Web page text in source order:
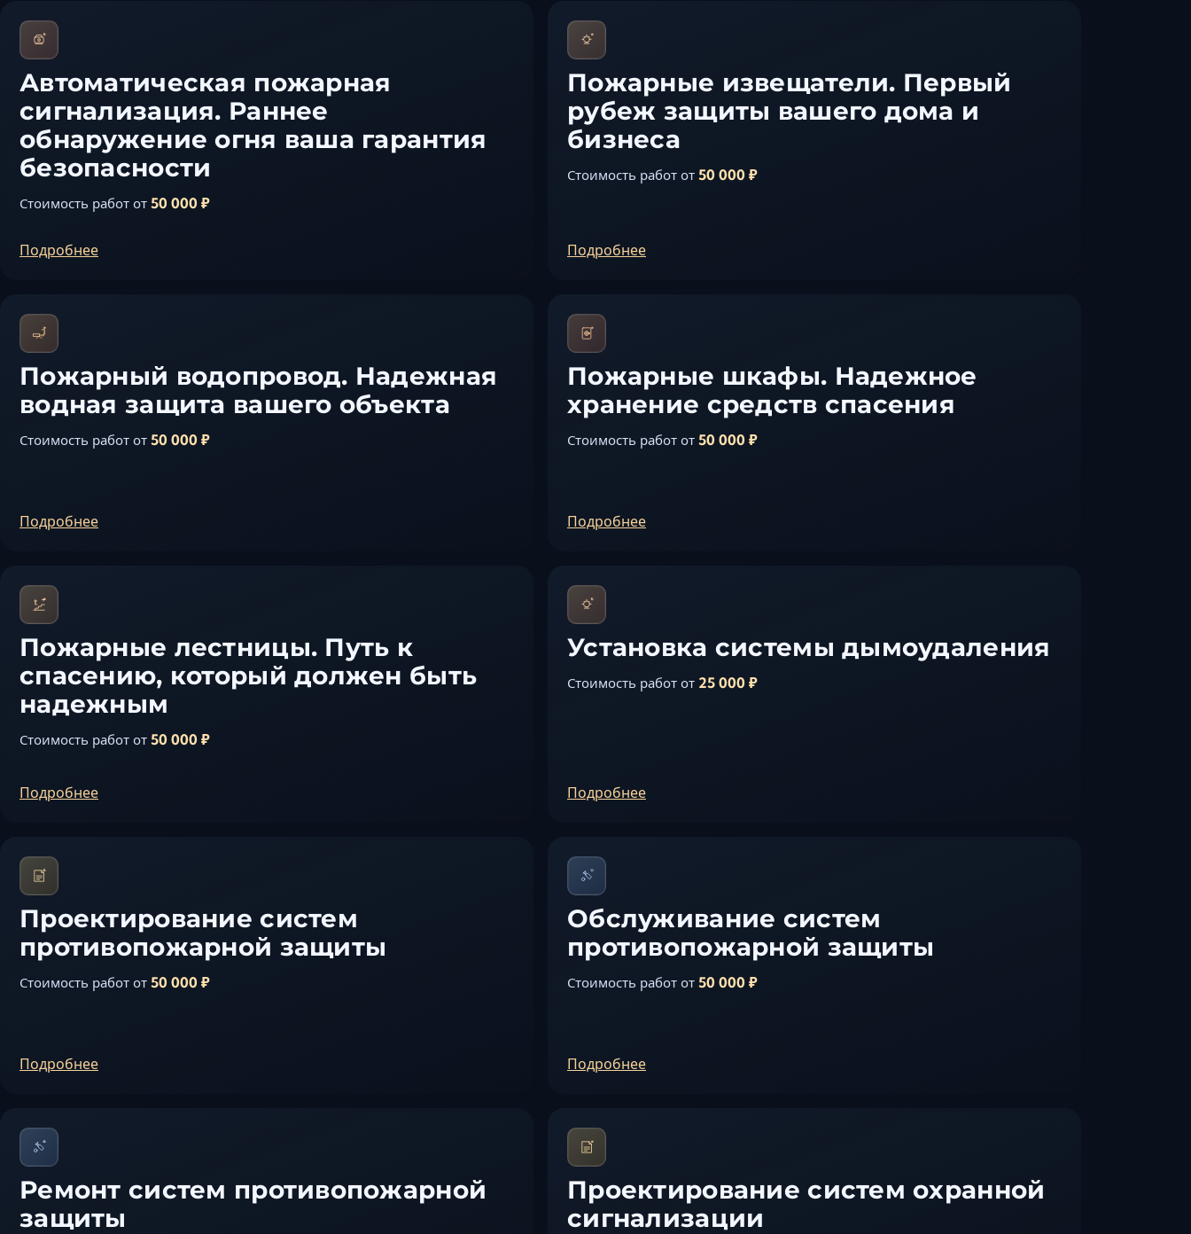
Черкесск
Шахты
Автоматическая пожарная
сигнализация. Раннее
обнаружение огня ваша гарантия
безопасности
Стоимость работ от 50 000 ₽
Подробнее
Пожарные извещатели. Первый
рубеж защиты вашего дома и
бизнеса
Стоимость работ от 50 000 ₽
Подробнее
Пожарный водопровод. Надежная
водная защита вашего объекта
Стоимость работ от 50 000 ₽
Подробнее
Пожарные шкафы. Надежное
хранение средств спасения
Стоимость работ от 50 000 ₽
Подробнее
Пожарные лестницы. Путь к
спасению, который должен быть
надежным
Стоимость работ от 50 000 ₽
Подробнее
Установка системы дымоудаления
Стоимость работ от 25 000 ₽
Подробнее
Проектирование систем
противопожарной защиты
Стоимость работ от 50 000 ₽
Подробнее
Обслуживание систем
противопожарной защиты
Стоимость работ от 50 000 ₽
Подробнее
Ремонт систем противопожарной
защиты
Проектирование систем охранной
сигнализации